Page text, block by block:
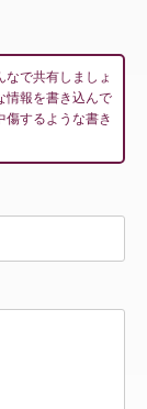
で共有しましょ
情報を書き込んで
傷するような書き